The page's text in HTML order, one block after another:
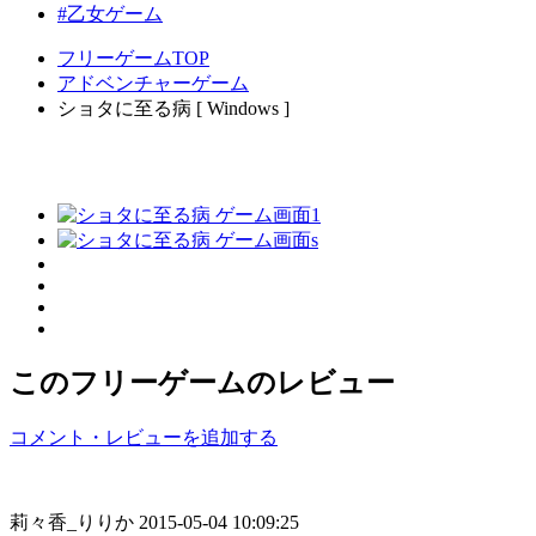
#乙女ゲーム
フリーゲームTOP
アドベンチャーゲーム
ショタに至る病 [ Windows ]
このフリーゲームのレビュー
コメント・レビューを追加する
莉々香_りりか 2015-05-04 10:09:25